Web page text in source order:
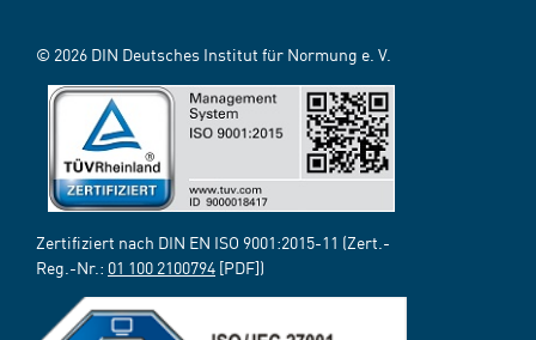
© 2026 DIN Deutsches Institut für Normung e. V.
Zertifiziert nach DIN EN ISO 9001:2015-11 (Zert.-
Reg.-Nr.: 01 100 2100794 [PDF])